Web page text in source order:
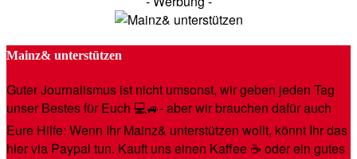
Mainz& unterstützen
Guter Journalismus ist nicht umsonst, wir geben jeden Tag
unser Bestes für Euch 💻🚙- aber wir brauchen dafür auch
Eure Hilfe: Wenn Ihr Mainz& unterstützen wollt, könnt Ihr das
hier via Paypal tun. Kauft uns einen Kaffee ☕️ oder ein gutes